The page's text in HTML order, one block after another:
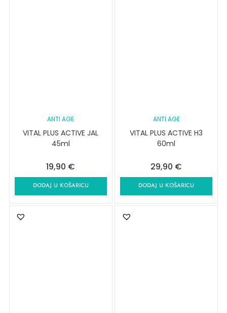
ANTI AGE
VITAL PLUS ACTIVE JAL
45ml
19,90 €
DODAJ U KOŠARICU
ANTI AGE
VITAL PLUS ACTIVE H3
60ml
29,90 €
DODAJ U KOŠARICU